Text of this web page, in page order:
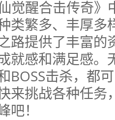
觉醒合击传奇》
类繁多、丰厚多
路提供了丰富的
就感和满足感。
BOSS击杀，都
来挑战各种任务
！